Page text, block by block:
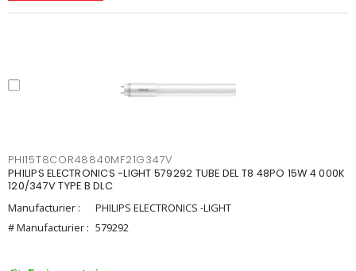
PHI15T8COR48840MF21G347V
PHILIPS ELECTRONICS -LIGHT 579292 TUBE DEL T8 48PO 15W 4 000K
120/347V TYPE B DLC
Manufacturier :
PHILIPS ELECTRONICS -LIGHT
# Manufacturier : 579292